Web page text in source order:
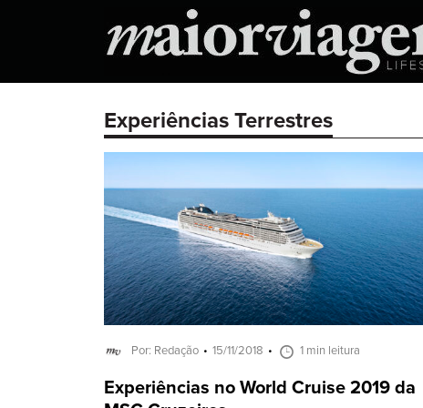
Experiências Terrestres
Por: Redação 15/11/2018 1 min leitura
Experiências no World Cruise 2019 da